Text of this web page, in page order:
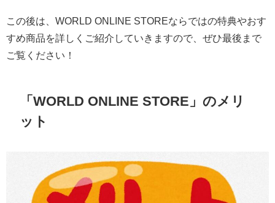
この後は、WORLD ONLINE STOREならではの特典やおす
すめ商品を詳しくご紹介していきますので、ぜひ最後まで
ご覧ください！
「WORLD ONLINE STORE」のメリ
ット